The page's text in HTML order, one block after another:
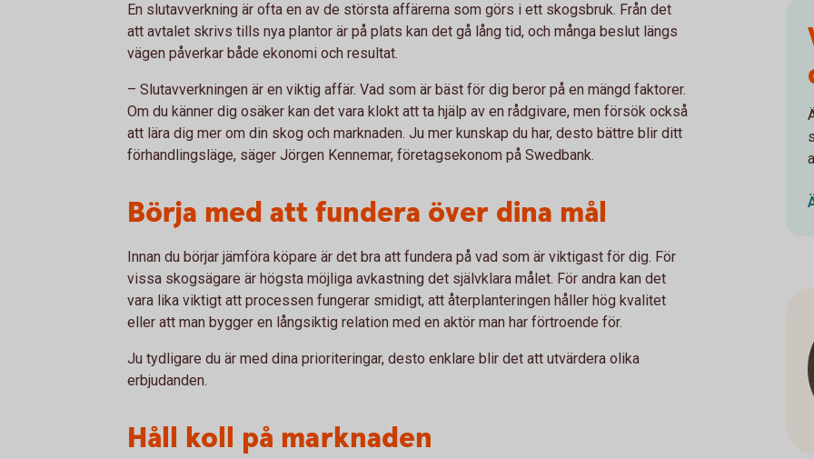
En slutavverkning är ofta en av de största affärerna som görs i ett skogsbruk. Från det
att avtalet skrivs tills nya plantor är på plats kan det gå lång tid, och många beslut längs
vägen påverkar både ekonomi och resultat.
– Slutavverkningen är en viktig affär. Vad som är bäst för dig beror på en mängd faktorer.
Om du känner dig osäker kan det vara klokt att ta hjälp av en rådgivare, men försök också
att lära dig mer om din skog och marknaden. Ju mer kunskap du har, desto bättre blir ditt
förhandlingsläge, säger Jörgen Kennemar, företagsekonom på Swedbank.
Börja med att fundera över dina mål
Innan du börjar jämföra köpare är det bra att fundera på vad som är viktigast för dig. För
vissa skogsägare är högsta möjliga avkastning det självklara målet. För andra kan det
vara lika viktigt att processen fungerar smidigt, att återplanteringen håller hög kvalitet
eller att man bygger en långsiktig relation med en aktör man har förtroende för.
Ju tydligare du är med dina prioriteringar, desto enklare blir det att utvärdera olika
erbjudanden.
Håll koll på marknaden